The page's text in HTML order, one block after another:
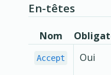
En-têtes
Nom
Accept Oui